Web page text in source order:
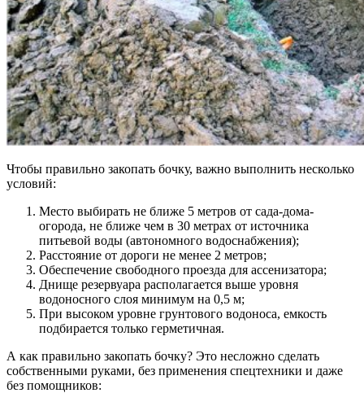
Чтобы правильно закопать бочку, важно выполнить несколько
условий:
Место выбирать не ближе 5 метров от сада-дома-
огорода, не ближе чем в 30 метрах от источника
питьевой воды (автономного водоснабжения);
Расстояние от дороги не менее 2 метров;
Обеспечение свободного проезда для ассенизатора;
Днище резервуара располагается выше уровня
водоносного слоя минимум на 0,5 м;
При высоком уровне грунтового водоноса, емкость
подбирается только герметичная.
А как правильно закопать бочку? Это несложно сделать
собственными руками, без применения спецтехники и даже
без помощников: